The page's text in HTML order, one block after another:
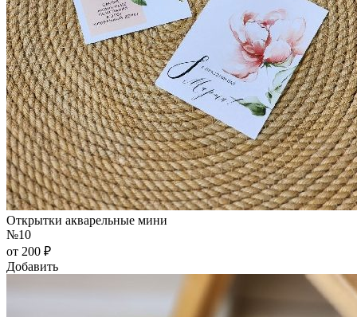
Открытки акварельные мини
№10
от 200 ₽
Добавить